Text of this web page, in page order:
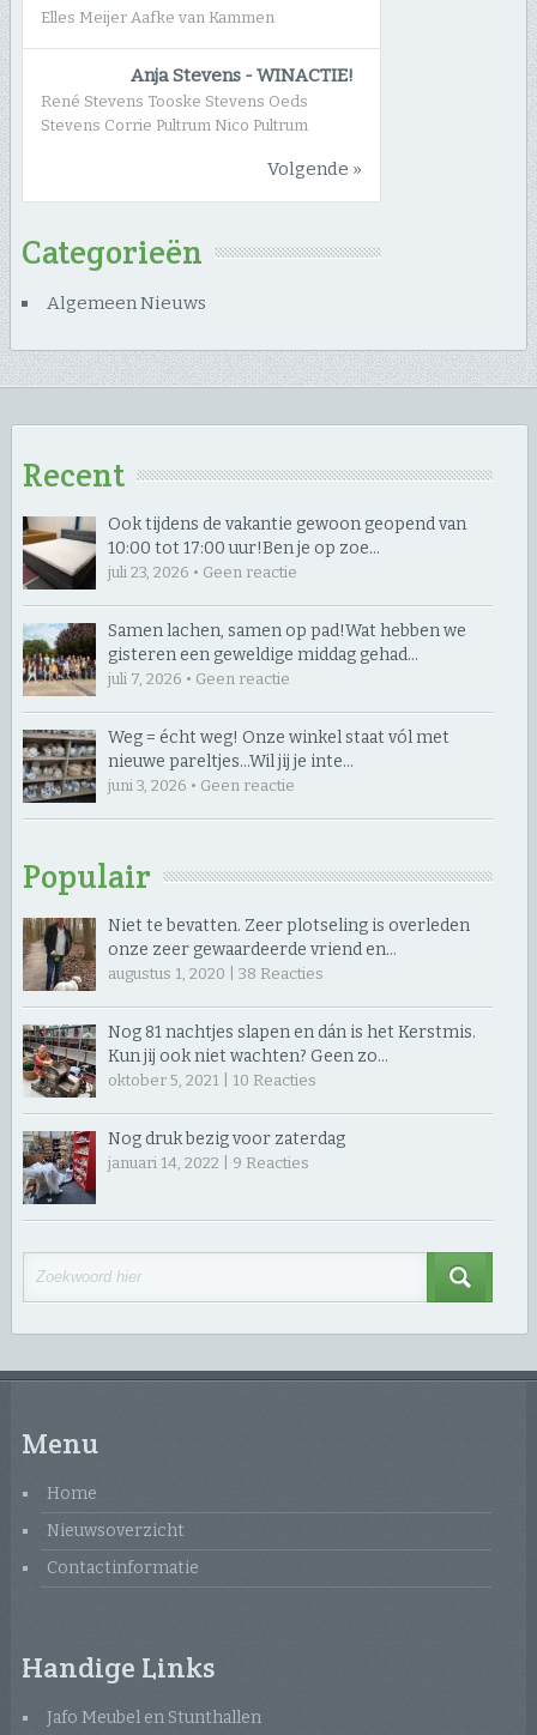
Elles Meijer Aafke van Kammen
Anja Stevens -WINACTIE!
René Stevens Tooske Stevens Oeds
Stevens Corrie Pultrum Nico Pultrum
Volgende »
Categorieën
Algemeen Nieuws
Recent
Ook tijdens de vakantie gewoon geopend van
10:00 tot 17:00 uur! ​Ben je op zoe…
juli 23, 2026 • Geen reactie
Samen lachen, samen op pad! ​Wat hebben we
gisteren een geweldige middag gehad…
juli 7, 2026 • Geen reactie
Weg = écht weg! Onze winkel staat vól met
nieuwe pareltjes… ​Wil jij je inte…
juni 3, 2026 • Geen reactie
Populair
Niet te bevatten. Zeer plotseling is overleden
onze zeer gewaardeerde vriend en…
augustus 1, 2020 | 38 Reacties
Nog 81 nachtjes slapen en dán is het Kerstmis.
Kun jij ook niet wachten? Geen zo…
oktober 5, 2021 | 10 Reacties
Nog druk bezig voor zaterdag
januari 14, 2022 | 9 Reacties
Menu
Home
Nieuwsoverzicht
Contactinformatie
Handige Links
Jafo Meubel en Stunthallen